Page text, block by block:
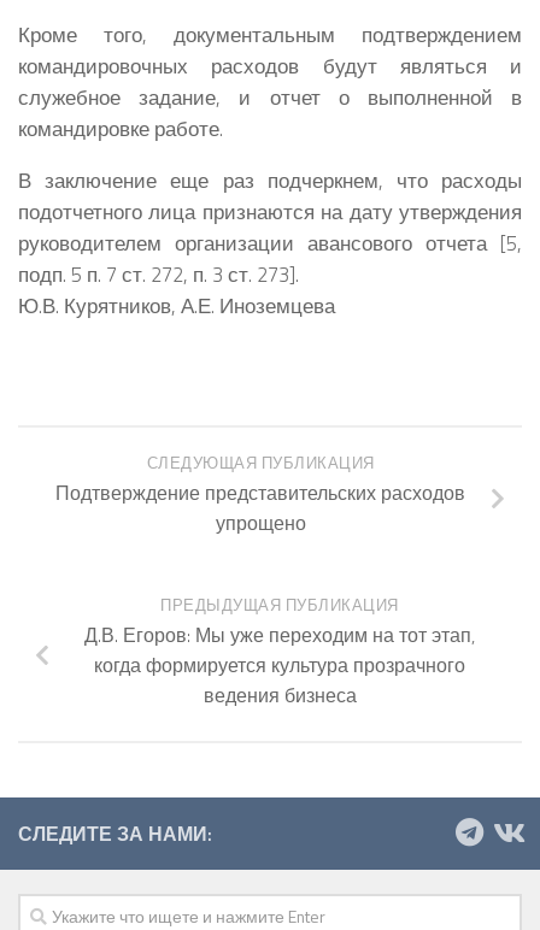
Кроме того, документальным подтверждением
командировочных расходов будут являться и
служебное задание, и отчет о выполненной в
командировке работе.
В заключение еще раз подчеркнем, что расходы
подотчетного лица признаются на дату утверждения
руководителем организации авансового отчета [5,
подп. 5 п. 7 ст. 272, п. 3 ст. 273].
Ю.В. Курятников, А.Е. Иноземцева
СЛЕДУЮЩАЯ ПУБЛИКАЦИЯ
Подтверждение представительских расходов
упрощено
ПРЕДЫДУЩАЯ ПУБЛИКАЦИЯ
Д.В. Егоров: Мы уже переходим на тот этап,
когда формируется культура прозрачного
ведения бизнеса
СЛЕДИТЕ ЗА НАМИ: